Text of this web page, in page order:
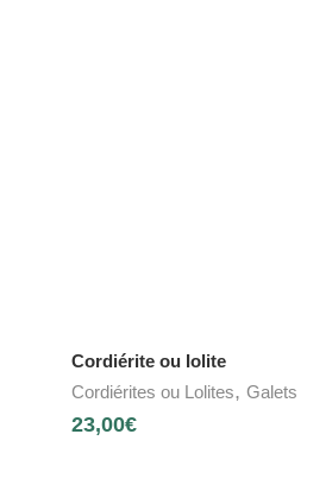
Cordiérite ou Iolite
Cordiérites ou Lolites, Galets
23,00€